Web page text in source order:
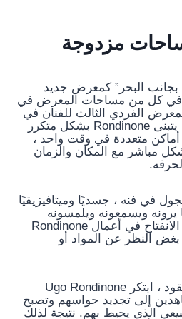
مزدوجة
بجانب البحر” كمعرض جديد
في كل من مساحات المعرض في
الفردي الثالث للفنان في
سيول والأول في بوسان. يتبنى Rondinone بشكل متكرر
متعددة في وقت واحد ،
مباشر مع المكان والزمان
في فنه ، جسديًا وميتافيزيقيًا
يرونه ويسمعونه ويلمسونه
ويختبرونه. يتكرر موضوع الانفتاح في أعمال Rondinone
النظر عن المواد أو
منذ ما يقرب من أربعة عقود ، ابتكر Ugo Rondinone
إلى تجديد حواسهم وتصبح
الذي يحيط بهم. نتيجة لذلك